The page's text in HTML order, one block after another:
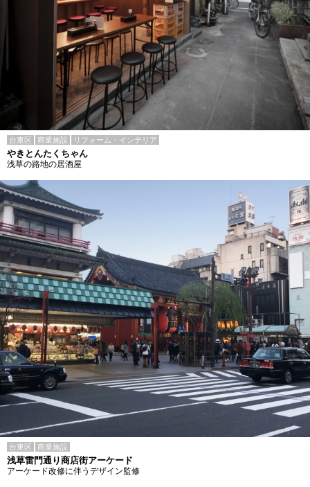
台東区 商業施設 リフォーム・インテリア
やきとんたくちゃん
浅草の路地の居酒屋
台東区 商業施設
浅草雷門通り商店街アーケード
アーケード改修に伴うデザイン監修